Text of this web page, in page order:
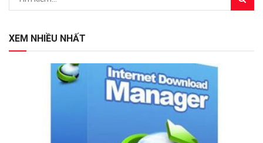
XEM NHIỀU NHẤT